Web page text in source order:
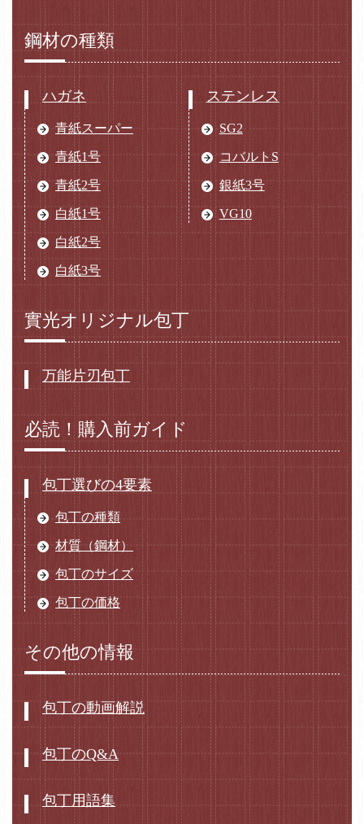
鋼材の種類
ハガネ
青紙スーパー
青紙1号
青紙2号
白紙1号
白紙2号
白紙3号
ステンレス
SG2
コバルトS
銀紙3号
VG10
實光オリジナル包丁
万能片刃包丁
必読！購入前ガイド
包丁選びの4要素
包丁の種類
材質（鋼材）
包丁のサイズ
包丁の価格
その他の情報
包丁の動画解説
包丁のQ&A
包丁用語集